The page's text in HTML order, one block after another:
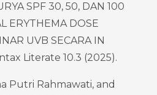
SPF 30, 50, DAN 100
ERYTHEMA DOSE
UVB SECARA IN
Literate 10.3 (2025).
Putri Rahmawati, and